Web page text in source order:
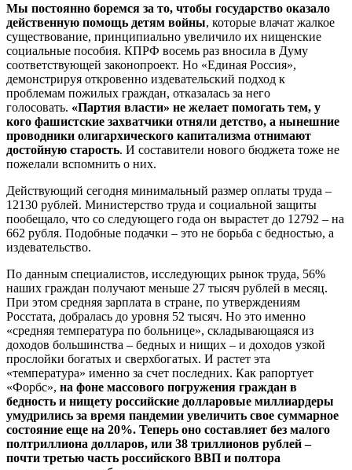
Мы постоянно боремся за то, чтобы государство оказало
действенную помощь детям войны, которые влачат жалкое
существование, принципиально увеличило их нищенские
социальные пособия. КПРФ восемь раз вносила в Думу
соответствующей законопроект. Но «Единая Россия»,
демонстрируя откровенно издевательский подход к
проблемам пожилых граждан, отказалась за него
голосовать. «Партия власти» не желает помогать тем, у
кого фашистские захватчики отняли детство, а нынешние
проводники олигархического капитализма отнимают
достойную старость. И составители нового бюджета тоже не
пожелали вспомнить о них.
Действующий сегодня минимальный размер оплаты труда –
12130 рублей. Министерство труда и социальной защиты
пообещало, что со следующего года он вырастет до 12792 – на
662 рубля. Подобные подачки – это не борьба с бедностью, а
издевательство.
По данным специалистов, исследующих рынок труда, 56%
наших граждан получают меньше 27 тысяч рублей в месяц.
При этом средняя зарплата в стране, по утверждениям
Росстата, добралась до уровня 52 тысяч. Но это именно
«средняя температура по больнице», складывающаяся из
доходов большинства – бедных и нищих – и доходов узкой
прослойки богатых и сверхбогатых. И растет эта
«температура» именно за счет последних. Как рапортует
«Форбс», на фоне массового погружения граждан в
бедность и нищету российские долларовые миллиардеры
умудрились за время пандемии увеличить свое суммарное
состояние еще на 20%. Теперь оно составляет без малого
полтриллиона долларов, или 38 триллионов рублей –
почти третью часть российского ВВП и полтора